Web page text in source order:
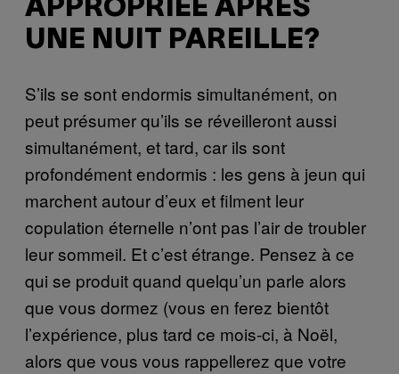
APPROPRIÉE APRÈS
UNE NUIT PAREILLE?
S’ils se sont endormis simultanément, on
peut présumer qu’ils se réveilleront aussi
simultanément, et tard, car ils sont
profondément endormis : les gens à jeun qui
marchent autour d’eux et filment leur
copulation éternelle n’ont pas l’air de troubler
leur sommeil. Et c’est étrange. Pensez à ce
qui se produit quand quelqu’un parle alors
que vous dormez (vous en ferez bientôt
l’expérience, plus tard ce mois-ci, à Noël,
alors que vous vous rappellerez que votre